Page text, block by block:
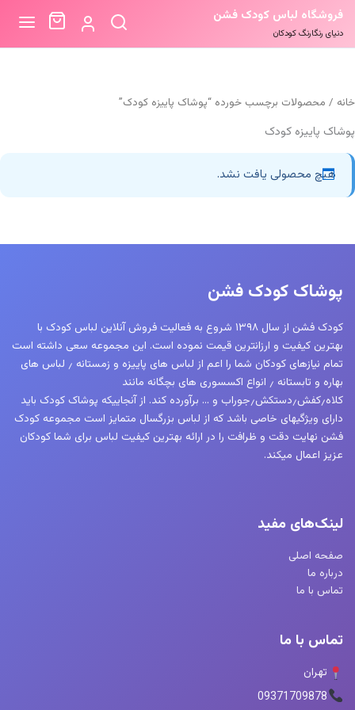
فروشگاه لباس کودک فشن
دنیای رنگارنگ کودکان
خانه / محصولات برچسب خورده “پوشاک پاییزه کودک”
پوشاک پاییزه کودک
هیچ محصولی یافت نشد.
پوشاک کودک فشن
کودک فشن از سال ۱۳۹۸ شروع به فعالیت فروش آنلاین لباس کودک با
بهترین کیفیت و ارزانترین قیمت نموده است. این مجموعه سعی داشته است
تمام نیازهای کودکان شما را اعم از لباس های پاییزه و زمستانه ٫ لباس های
بهاره و تابستانه ٫ انواع اکسسوری های بچگانه مانند
کلاه٫کفش٫دستکش٫جوراب و … برآورده کند. از آنجاییکه پوشاک کودک باید
دارای ویژگیهای خاصی باشد که از لباس بزرگسال متمایز است مجموعه کودک
فشن نهایت دقت و ظرافت را در ارائه بهترین کیفیت لباس برای شما کودکان
عزیز اعمال میکند.
لینک‌های مفید
صفحه اصلی
درباره ما
تماس با ما
تماس با ما
تهران
09371709878